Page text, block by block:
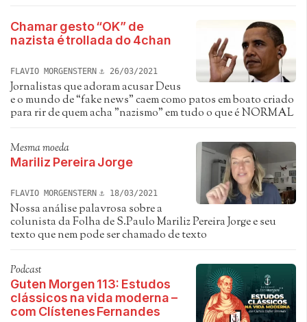
Chamar gesto “OK” de
nazista é trollada do 4chan
FLAVIO MORGENSTERN 26/03/2021
Jornalistas que adoram acusar Deus
e o mundo de “fake news” caem como patos em boato criado
para rir de quem acha "nazismo" em tudo o que é NORMAL
Mesma moeda
Mariliz Pereira Jorge
FLAVIO MORGENSTERN 18/03/2021
Nossa análise palavrosa sobre a
colunista da Folha de S.Paulo Mariliz Pereira Jorge e seu
texto que nem pode ser chamado de texto
Podcast
Guten Morgen 113: Estudos
clássicos na vida moderna –
com Clístenes Fernandes